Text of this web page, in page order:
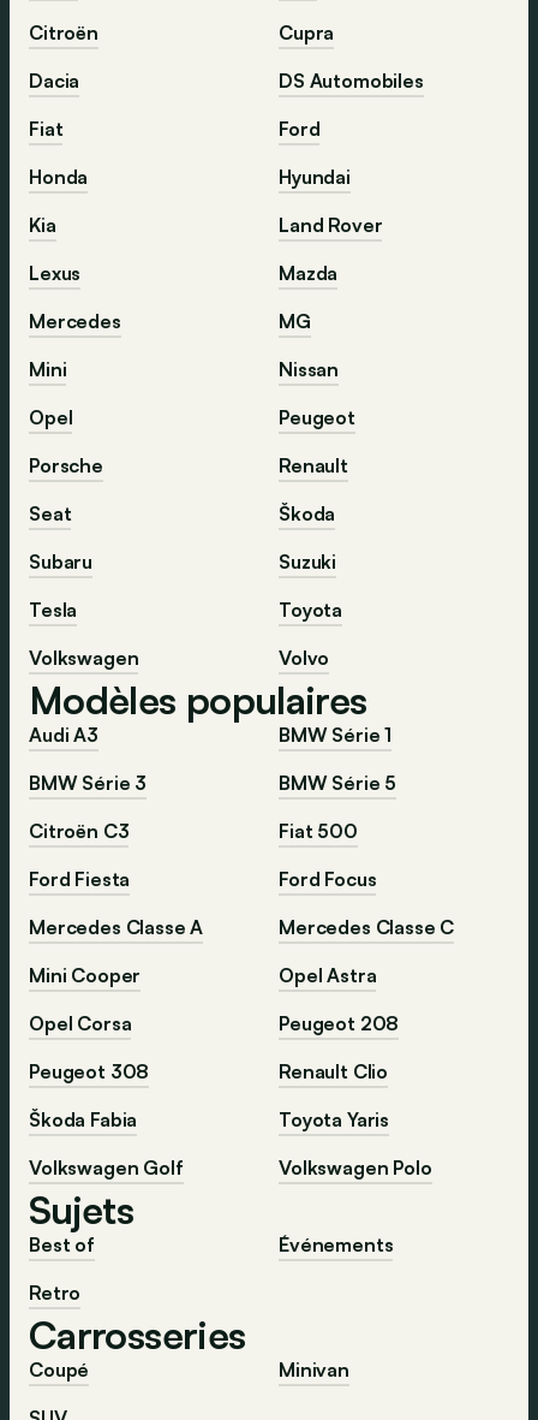
Citroën
Cupra
Dacia
DS Automobiles
Fiat
Ford
Honda
Hyundai
Kia
Land Rover
Lexus
Mazda
Mercedes
MG
Mini
Nissan
Opel
Peugeot
Porsche
Renault
Seat
Škoda
Subaru
Suzuki
Tesla
Toyota
Volkswagen
Volvo
Modèles populaires
Audi A3
BMW Série 1
BMW Série 3
BMW Série 5
Citroën C3
Fiat 500
Ford Fiesta
Ford Focus
Mercedes Classe A
Mercedes Classe C
Mini Cooper
Opel Astra
Opel Corsa
Peugeot 208
Peugeot 308
Renault Clio
Škoda Fabia
Toyota Yaris
Volkswagen Golf
Volkswagen Polo
Sujets
Best of
Événements
Retro
Carrosseries
Coupé
Minivan